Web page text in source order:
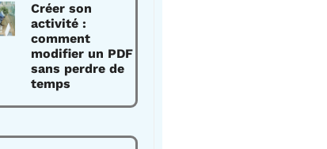
Créer son
activité :
comment
modifier un PDF
sans perdre de
temps